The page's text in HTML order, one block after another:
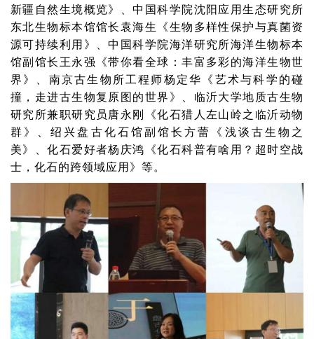
新疆自然生境概览》、中国科学院沈阳应用生态研究所
东北生物标本馆馆长袁海生《生物多样性保护与真菌资
源可持续利用》、中国科学院海洋研究所海洋生物标本
馆副馆长王永强《带你看全球：丰富多彩的海洋生物世
界》、南京古生物所工程师杨定华《艺术与科学的碰
撞，走进古生物复原图的世界》、临沂大学地质古生物
研究所兼职研究员唐永刚《化石猎人左山岭之临沂动物
群》、绍兴盘古化石馆副馆长方蕾《浅谈古生物之
美》、化石爱好者杨庆鸿《化石科普有啥用？超时空战
士，化石的跨领域应用》等。